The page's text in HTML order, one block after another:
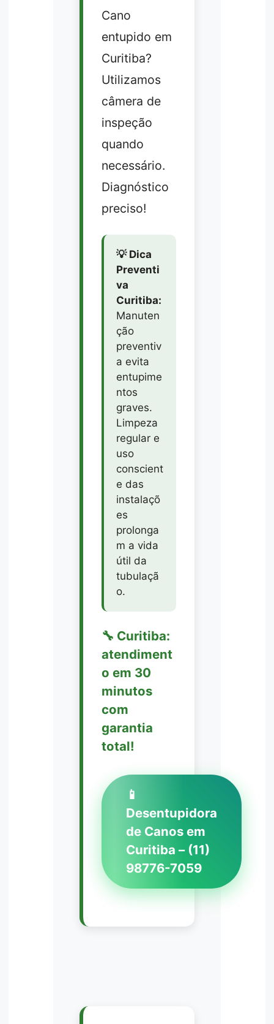
Cano
entupido em
Curitiba?
Utilizamos
câmera de
inspeção
quando
necessário.
Diagnóstico
preciso!
💡 Dica
Preventi
va
Curitiba:
Manuten
ção
preventiv
a evita
entupime
ntos
graves.
Limpeza
regular e
uso
conscient
e das
instalaçõ
es
prolonga
m a vida
útil da
tubulaçã
o.
🔧 Curitiba:
atendiment
o em 30
minutos
com
garantia
total!
📱
Desentupidora
de Canos em
Curitiba – (11)
98776-7059